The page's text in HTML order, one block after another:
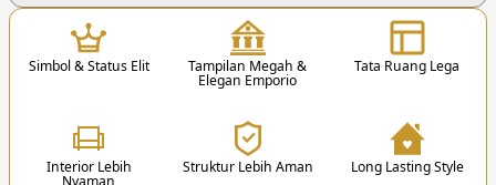
Simbol & Status Elit Tampilan Megah &
Elegan Emporio
Tata Ruang Lega
Interior Lebih Struktur Lebih Aman Long Lasting Style